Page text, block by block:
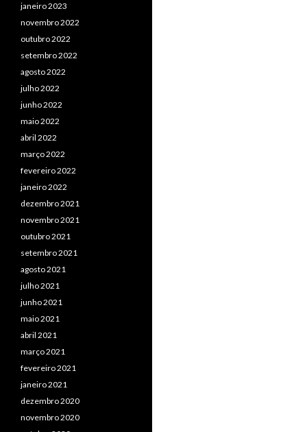
janeiro 2023
novembro 2022
outubro 2022
setembro 2022
agosto 2022
julho 2022
junho 2022
maio 2022
abril 2022
março 2022
fevereiro 2022
janeiro 2022
dezembro 2021
novembro 2021
outubro 2021
setembro 2021
agosto 2021
julho 2021
junho 2021
maio 2021
abril 2021
março 2021
fevereiro 2021
janeiro 2021
dezembro 2020
novembro 2020